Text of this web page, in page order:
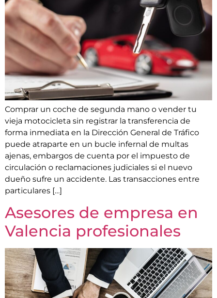
Comprar un coche de segunda mano o vender tu
vieja motocicleta sin registrar la transferencia de
forma inmediata en la Dirección General de Tráfico
puede atraparte en un bucle infernal de multas
ajenas, embargos de cuenta por el impuesto de
circulación o reclamaciones judiciales si el nuevo
dueño sufre un accidente. Las transacciones entre
particulares […]
Asesores de empresa en
Valencia profesionales